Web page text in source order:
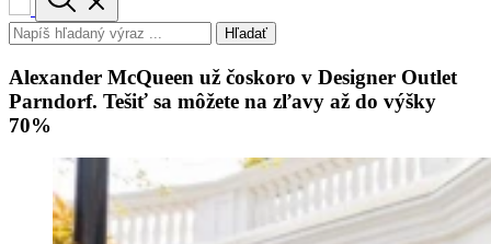
Hľadať
Alexander McQueen už čoskoro v Designer Outlet
Parndorf. Tešiť sa môžete na zľavy až do výšky
70%